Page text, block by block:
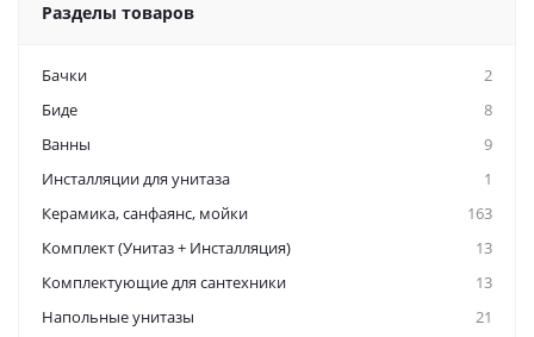
Разделы товаров
Бачки
2
Биде
8
Ванны
9
Инсталляции для унитаза
1
Керамикa, санфаянс, мойки
163
Комплект (Унитаз + Инсталляция)
13
Комплектующие для сантехники
13
Напольные унитазы
21